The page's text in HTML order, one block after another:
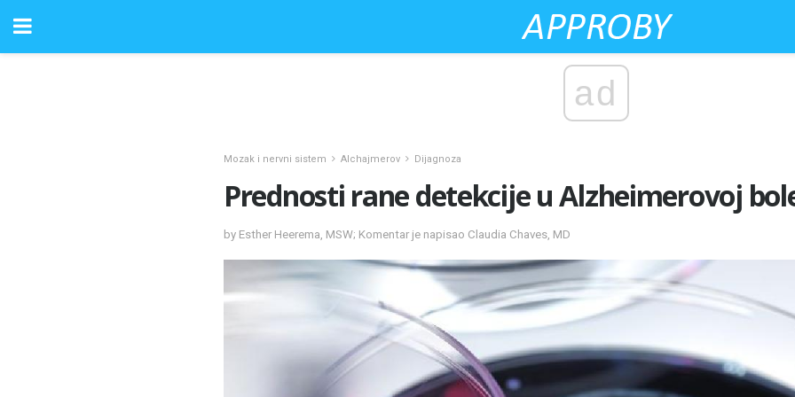
ad
Mozak i nervni sistem Alchajmerov Dijagnoza
Prednosti rane detekcije u Alzheimerovoj
by Esther Heerema, MSW; Komentar je napisao Claudia Chaves, MD